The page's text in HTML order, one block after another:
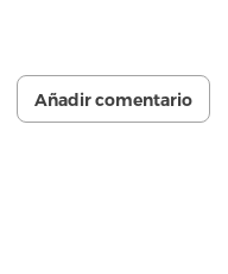
Añadir comentario